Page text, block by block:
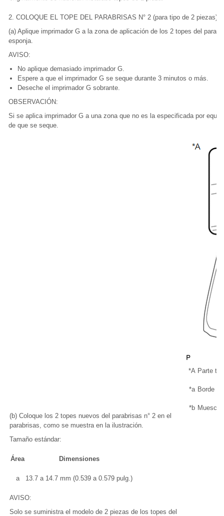
2. COLOQUE EL TOPE DEL PARABRISAS N° 2 (para tipo de 2 piezas)
(a) Aplique imprimador G a la zona de aplicación de los 2 topes del
esponja.
AVISO:
No aplique demasiado imprimador G.
Espere a que el imprimador G se seque durante 3 minutos o más.
Deseche el imprimador G sobrante.
OBSERVACIÓN:
Si se aplica imprimador G a una zona que no es la especificada por
de que se seque.
(b) Coloque los 2 topes nuevos del parabrisas n° 2 en el
parabrisas, como se muestra en la ilustración.
Tamaño estándar:
Área Dimensiones
a 13.7 a 14.7 mm (0.539 a 0.579 pulg.)
AVISO:
Solo se suministra el modelo de 2 piezas de los topes del
*A Parte
*a Borde
*b Muesca